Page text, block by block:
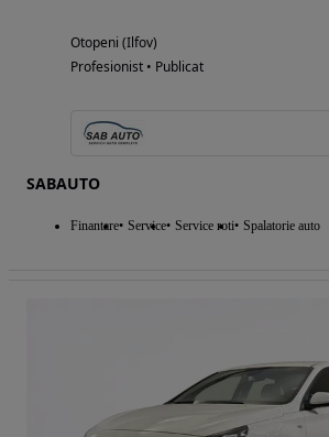
Otopeni (Ilfov)
Profesionist • Publicat
SABAUTO
Finantare Service Service roti Spalatorie auto